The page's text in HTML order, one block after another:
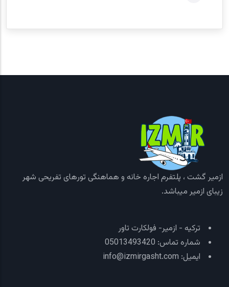
ازمیر گشت ، پلتفرم اجاره خانه و هماهنگی تورهای تفریحی شهر
زیبای ازمیر میباشد.
ترکیه - ازمیر- فولکارت تاور
شماره تماس: 05013493420
ایمیل: info@izmirgasht.com